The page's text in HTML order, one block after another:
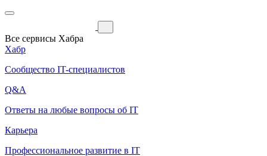
Все сервисы Хабра
Хабр
Сообщество IT-специалистов
Q&A
Ответы на любые вопросы об IT
Карьера
Профессиональное развитие в IT